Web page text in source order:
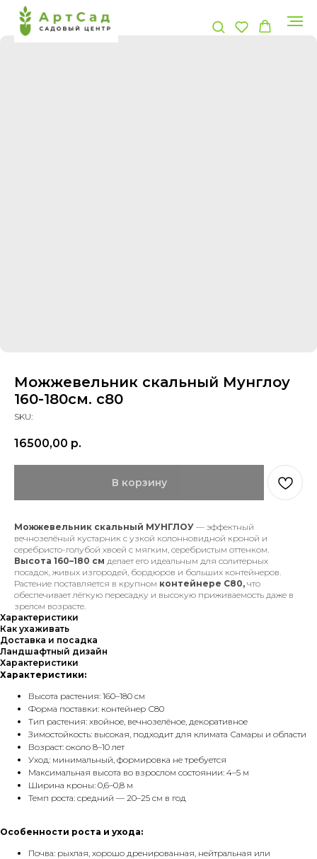
Можжевельник скальный Мунглоу
160-180см. с80
SKU:
16500,00 р.
В корзину
Можжевельник скальный МУНГЛОУ — эффектный
вечнозелёный кустарник с узкой колонновидной кроной и
серебристо-голубой хвоей с мягким, серебристым оттенком.
Высота 160–180 см делает его идеальным для солитерных
посадок, живых изгородей, бордюров и больших контейнеров.
Растение поставляется в крупном контейнере С80, что
обеспечивает лёгкую пересадку и высокую приживаемость даже в
зрелом возрасте.
Характеристики
Как ухаживать
Доставка и посадка
Ландшафтный дизайн
Характеристики
Характеристики:
Высота растения: 160–180 см
Форма поставки: контейнер С80
Тип растения: хвойное, вечнозелёное, декоративное
Зимостойкость: высокая, подходит для климата Самары и области
Возраст: около 8–10 лет
Уход: минимальный, формировка не требуется
Максимальная высота во взрослом состоянии: 4–5 м
Ширина кроны: 0,6–0,8 м
Темп роста: средний — 20–25 см в год
Особенности роста и ухода:
Почва: рыхлая, хорошо дренированная, нейтральная или